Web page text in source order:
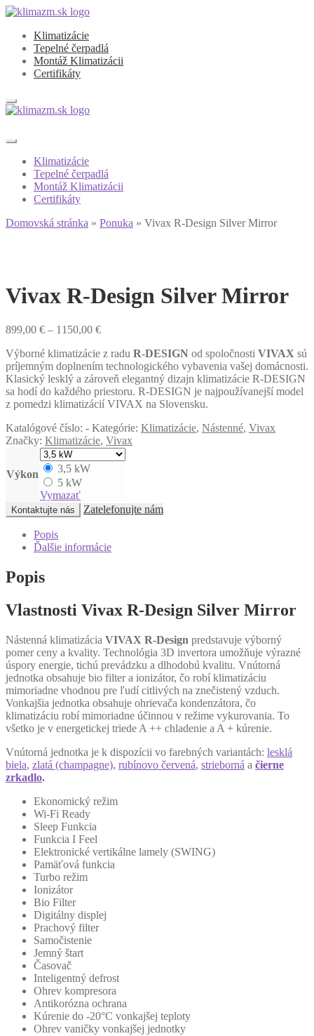
Preskočiť
navigáciu
Preskočiť
obsah
Klimatizácie
Tepelné čerpadlá
Montáž Klimatizácii
Certifikáty
Klimatizácie
Tepelné čerpadlá
Montáž Klimatizácii
Certifikáty
Domovská stránka » Ponuka » Vivax R-Design Silver Mirror
Vivax R-Design Silver Mirror
899,00 € – 1150,00 €
Výborné klimatizácie z radu R-DESIGN od spoločnosti VIVAX sú
príjemným doplnením technologického vybavenia vašej domácnosti.
Klasický lesklý a zároveň elegantný dizajn klimatizácie R-DESIGN
sa hodí do každého priestoru. R-DESIGN je najpoužívanejší model
z pomedzi klimatizácií VIVAX na Slovensku.
Katalógové číslo: - Kategórie: Klimatizácie, Nástenné, Vivax
Značky: Klimatizácie, Vivax
Výkon
3,5 kW
5 kW
Vymazať
Kontaktujte nás Zatelefonujte nám
Popis
Ďalšie informácie
Popis
Vlastnosti Vivax R-Design Silver Mirror
Nástenná klimatizácia VIVAX R-Design predstavuje výborný
pomer ceny a kvality. Technológia 3D invertora umožňuje výrazné
úspory energie, tichú prevádzku a dlhodobú kvalitu. Vnútorná
jednotka obsahuje bio filter a ionizátor, čo robí klimatizáciu
mimoriadne vhodnou pre ľudí citlivých na znečistený vzduch.
Vonkajšia jednotka obsahuje ohrievača kondenzátora, čo
klimatizáciu robí mimoriadne účinnou v režime vykurovania. To
všetko je v energetickej triede A ++ chladenie a A + kúrenie.
Vnútorná jednotka je k dispozícii vo farebných variantách: lesklá
biela, zlatá (champagne), rubínovo červená, strieborná a čierne
zrkadlo.
Ekonomický režim
Wi-Fi Ready
Sleep Funkcia
Funkcia I Feel
Elektronické vertikálne lamely (SWING)
Pamäťová funkcia
Turbo režim
Ionizátor
Bio Filter
Digitálny displej
Prachový filter
Samočistenie
Jemný štart
Časovač
Inteligentný defrost
Ohrev kompresora
Antikorózna ochrana
Kúrenie do -20°C vonkajšej teploty
Ohrev vaničky vonkajšej jednotky